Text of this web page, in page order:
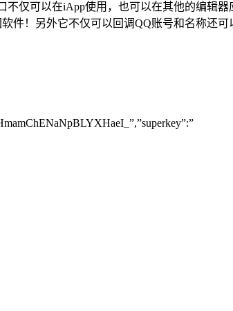
仅可以在iApp使用，也可以在其他的编辑
！另外它不仅可以回调QQ账号和名称还可